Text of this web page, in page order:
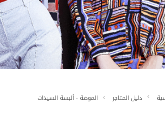
دليل المتاجر الموضة - ألبسة السيدات